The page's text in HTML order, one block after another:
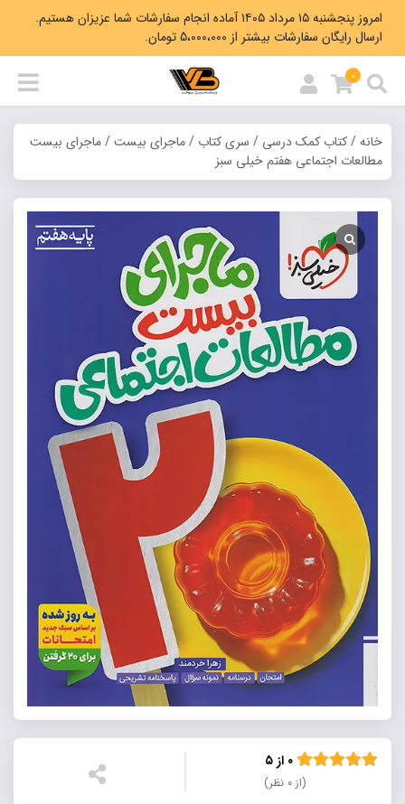
امروز پنجشنبه ۱۵ مرداد ۱۴۰۵ آماده انجام سفارشات شما عزیزان هستیم.
ارسال رایگان سفارشات بیشتر از 5،000،000 تومان.
0
خانه/کتاب کمک درسی / سری کتاب /ماجرای بیست/ ماجرای بیست
مطالعات اجتماعی هفتم خیلی سبز
(از ۰ نظر)